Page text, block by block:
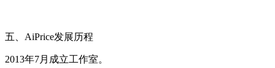
五、AiPrice发展历程
2013年7月成立工作室。